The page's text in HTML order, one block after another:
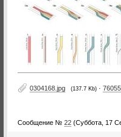
0304168.jpg (137.7 Kb) ·
Сообщение № 22 (Суббота, 17